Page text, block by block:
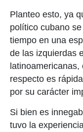
Planteo esto, ya
político cubano
tiempo en una
de las izquierdas
respecto es
por su carácter
Si bien es
tuvo la